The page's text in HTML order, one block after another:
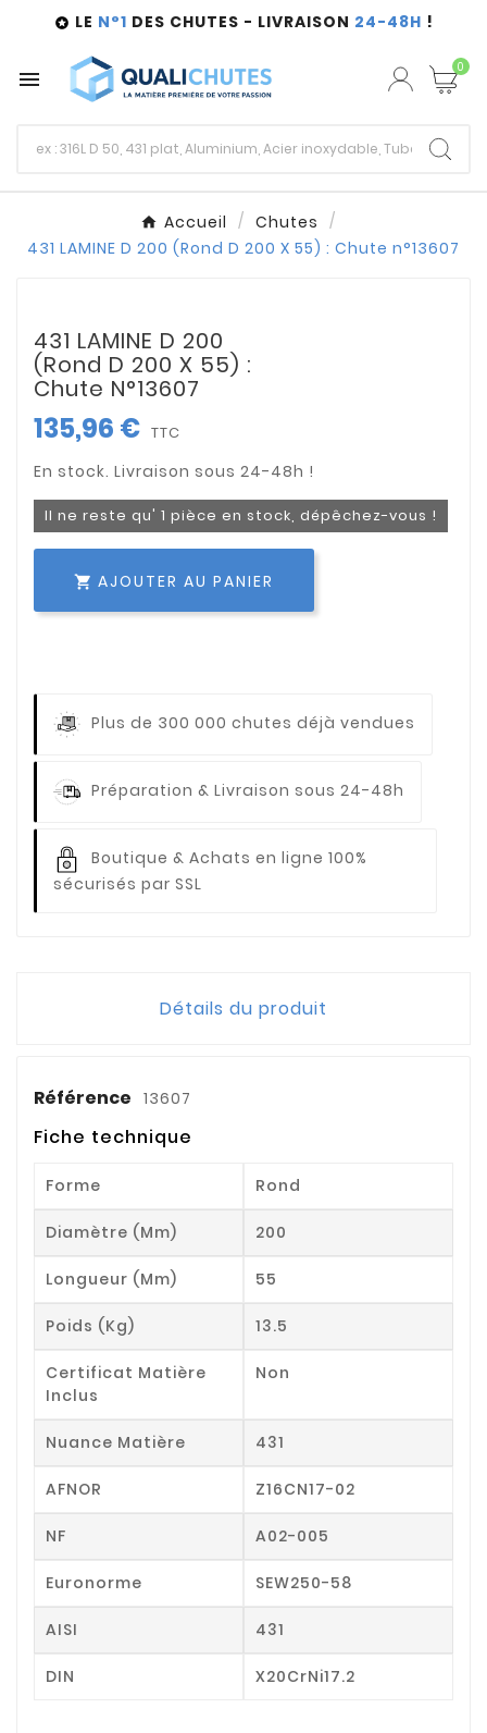
 LE N°1 DES CHUTES - LIVRAISON 24-48H !
 0
Accueil
Chutes
431 LAMINE D 200 (Rond D 200 X 55) : Chute n°13607
431 LAMINE D 200
(Rond D 200 X 55) :
Chute N°13607
135,96 € TTC
Il ne reste qu' 1 pièce en stock, dépêchez-vous !
 AJOUTER AU PANIER
Plus de 300 000 chutes déjà vendues
Préparation & Livraison sous 24-48h
Boutique & Achats en ligne 100%
sécurisés par SSL
Détails du produit
Référence 13607
Fiche technique
Forme Rond
Diamètre (mm) 200
Longueur (mm) 55
Poids (kg) 13.5
Certificat Matière
Inclus
Non
Nuance Matière 431
AFNOR Z16CN17-02
NF A02-005
Euronorme SEW250-58
AISI 431
DIN X20CrNi17.2